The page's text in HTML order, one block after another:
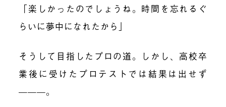
「楽しかったのでしょうね。時間を忘れるぐ
らいに夢中になれたから」
そうして目指したプロの道。しかし、高校卒
業後に受けたプロテストでは結果は出せず
———。